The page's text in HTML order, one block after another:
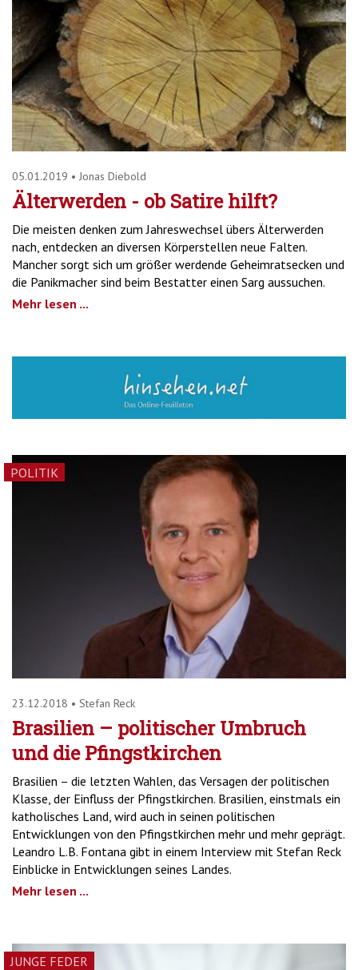
05.01.2019 • Jonas Diebold
Älterwerden - ob Satire hilft?
Die meisten denken zum Jahreswechsel übers Älterwerden
nach, entdecken an diversen Körperstellen neue Falten.
Mancher sorgt sich um größer werdende Geheimratsecken und
die Panikmacher sind beim Bestatter einen Sarg aussuchen.
Mehr lesen ...
POLITIK
23.12.2018 • Stefan Reck
Brasilien – politischer Umbruch
und die Pfingstkirchen
Brasilien – die letzten Wahlen, das Versagen der politischen
Klasse, der Einfluss der Pfingstkirchen. Brasilien, einstmals ein
katholisches Land, wird auch in seinen politischen
Entwicklungen von den Pfingstkirchen mehr und mehr geprägt.
Leandro L.B. Fontana gibt in einem Interview mit Stefan Reck
Einblicke in Entwicklungen seines Landes.
Mehr lesen ...
JUNGE FEDER